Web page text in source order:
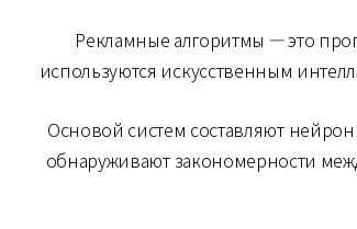
Рекламные алгоритмы — это
используются искусственным
Основой систем составляют
обнаруживают закономерности